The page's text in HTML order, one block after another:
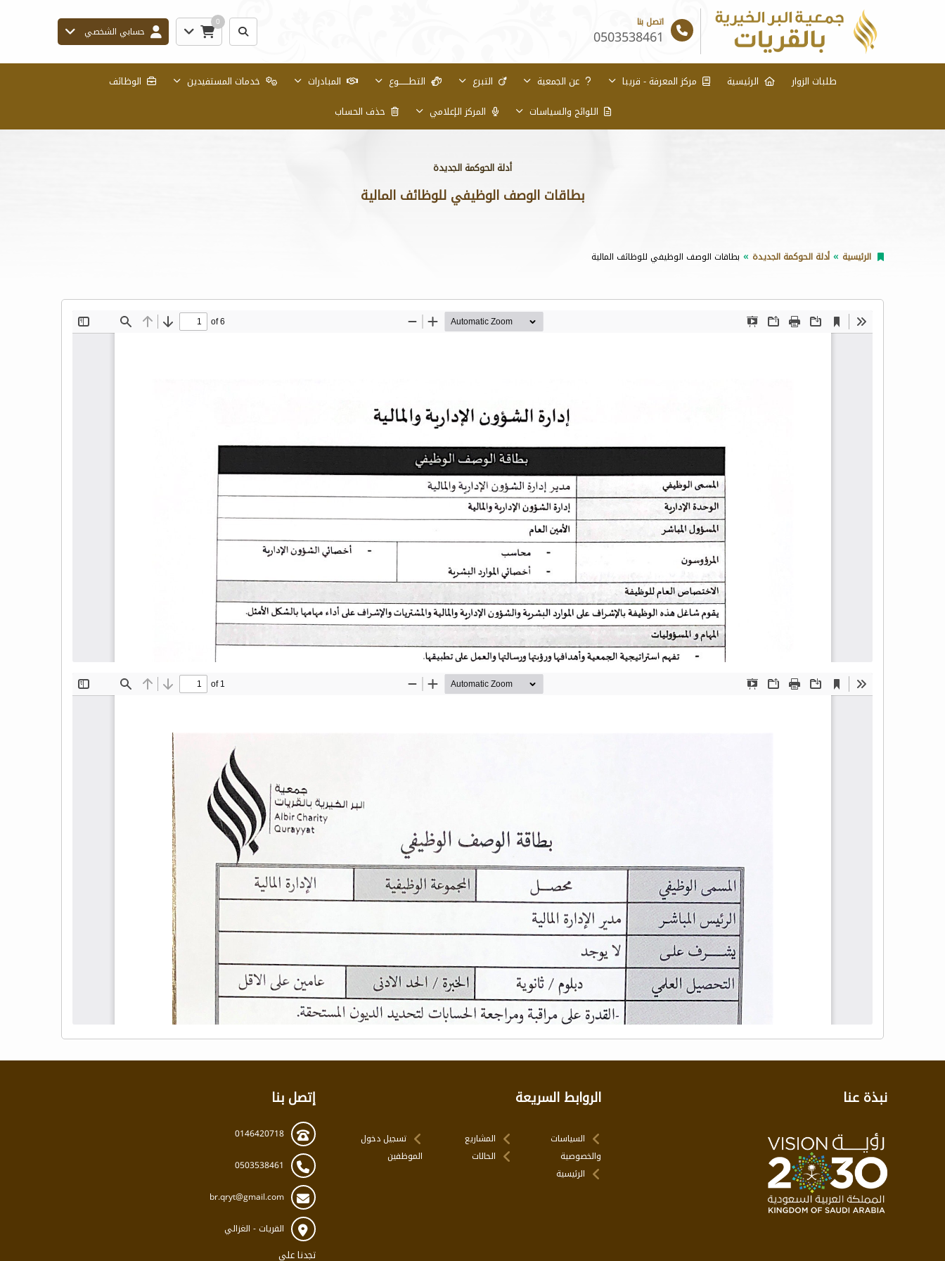
اتصل بنا
0503538461
0
حسابي الشخصي
طلبات الزوار الرئيسية مركز المعرفة - قريبا عن الجمعية التبرع التطـــــــوع المبادرات خدمات المستفيدين
الوظائف
اللوائح والسياسات
المركز الإعلامي حذف الحساب
أدلة الحوكمة الجديدة
بطاقات الوصف الوظيفي للوظائف المالية
الرئيسية أدلة الحوكمة الجديدة بطاقات الوصف الوظيفي للوظائف المالية
نبذة عنا الروابط السريعة
السياسات
والخصوصية
الرئيسية
المشاريع
الحالات
تسجيل دخول
الموظفين
إتصل بنا
0146420718
0503538461
br.qryt@gmail.com
القريات - الغزالي
تجدنا على